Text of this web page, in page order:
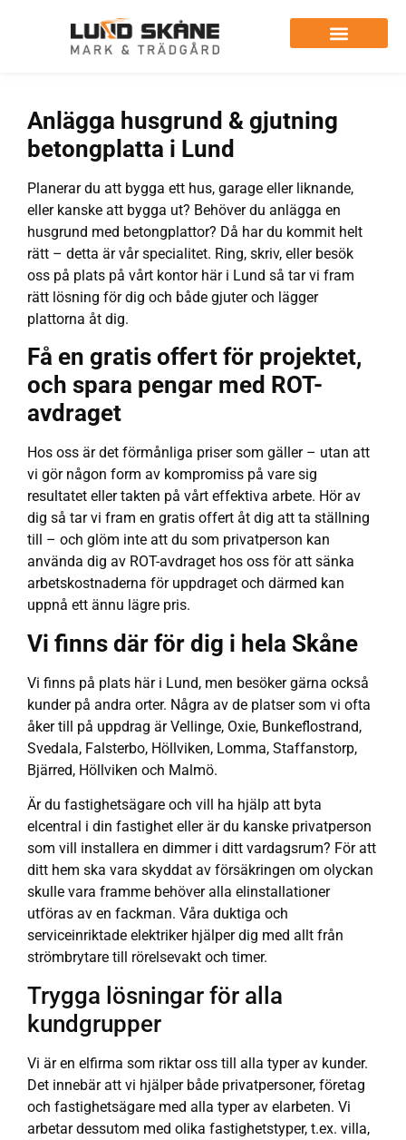
Anlägga husgrund & gjutning
betongplatta i Lund
Planerar du att bygga ett hus, garage eller liknande,
eller kanske att bygga ut? Behöver du anlägga en
husgrund med betongplattor? Då har du kommit helt
rätt – detta är vår specialitet. Ring, skriv, eller besök
oss på plats på vårt kontor här i Lund så tar vi fram
rätt lösning för dig och både gjuter och lägger
plattorna åt dig.
Få en gratis offert för projektet,
och spara pengar med ROT-
avdraget
Hos oss är det förmånliga priser som gäller – utan att
vi gör någon form av kompromiss på vare sig
resultatet eller takten på vårt effektiva arbete. Hör av
dig så tar vi fram en gratis offert åt dig att ta ställning
till – och glöm inte att du som privatperson kan
använda dig av ROT-avdraget hos oss för att sänka
arbetskostnaderna för uppdraget och därmed kan
uppnå ett ännu lägre pris.
Vi finns där för dig i hela Skåne
Vi finns på plats här i Lund, men besöker gärna också
kunder på andra orter. Några av de platser som vi ofta
åker till på uppdrag är Vellinge, Oxie, Bunkeflostrand,
Svedala, Falsterbo, Höllviken, Lomma, Staffanstorp,
Bjärred, Höllviken och Malmö.
Är du fastighetsägare och vill ha hjälp att byta
elcentral i din fastighet eller är du kanske privatperson
som vill installera en dimmer i ditt vardagsrum? För att
ditt hem ska vara skyddat av försäkringen om olyckan
skulle vara framme behöver alla elinstallationer
utföras av en fackman. Våra duktiga och
serviceinriktade elektriker hjälper dig med allt från
strömbrytare till rörelsevakt och timer.
Trygga lösningar för alla
kundgrupper
Vi är en elfirma som riktar oss till alla typer av kunder.
Det innebär att vi hjälper både privatpersoner, företag
och fastighetsägare med alla typer av elarbeten. Vi
arbetar dessutom med olika fastighetstyper, t.ex. villa,